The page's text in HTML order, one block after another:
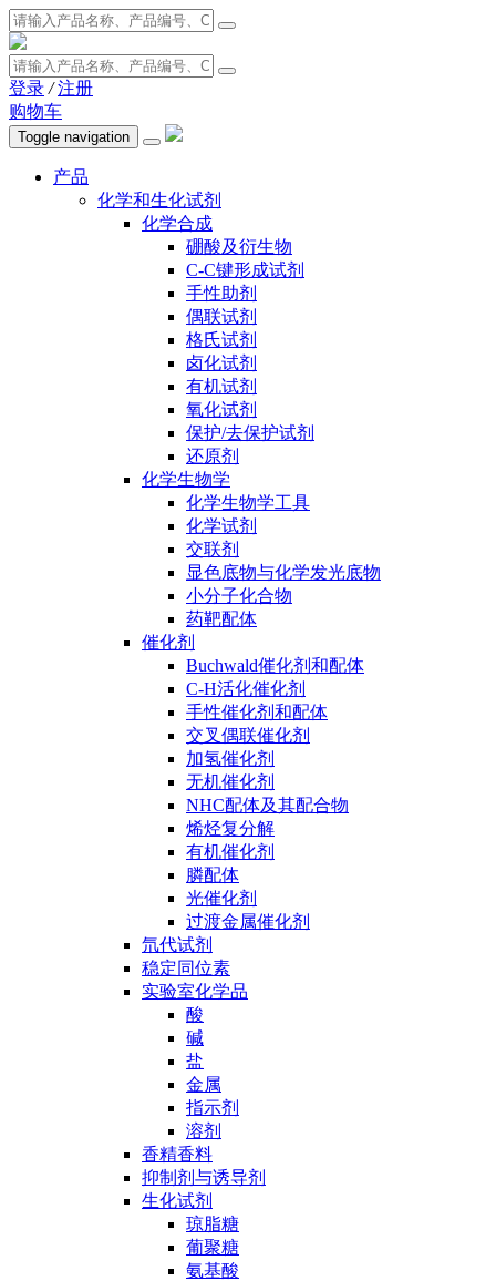
登录 / 注册
购物车
Toggle navigation
产品
化学和生化试剂
化学合成
硼酸及衍生物
C-C键形成试剂
手性助剂
偶联试剂
格氏试剂
卤化试剂
有机试剂
氧化试剂
保护/去保护试剂
还原剂
化学生物学
化学生物学工具
化学试剂
交联剂
显色底物与化学发光底物
小分子化合物
药靶配体
催化剂
Buchwald催化剂和配体
C-H活化催化剂
手性催化剂和配体
交叉偶联催化剂
加氢催化剂
无机催化剂
NHC配体及其配合物
烯烃复分解
有机催化剂
膦配体
光催化剂
过渡金属催化剂
氘代试剂
稳定同位素
实验室化学品
酸
碱
盐
金属
指示剂
溶剂
香精香料
抑制剂与诱导剂
生化试剂
琼脂糖
葡聚糖
氨基酸